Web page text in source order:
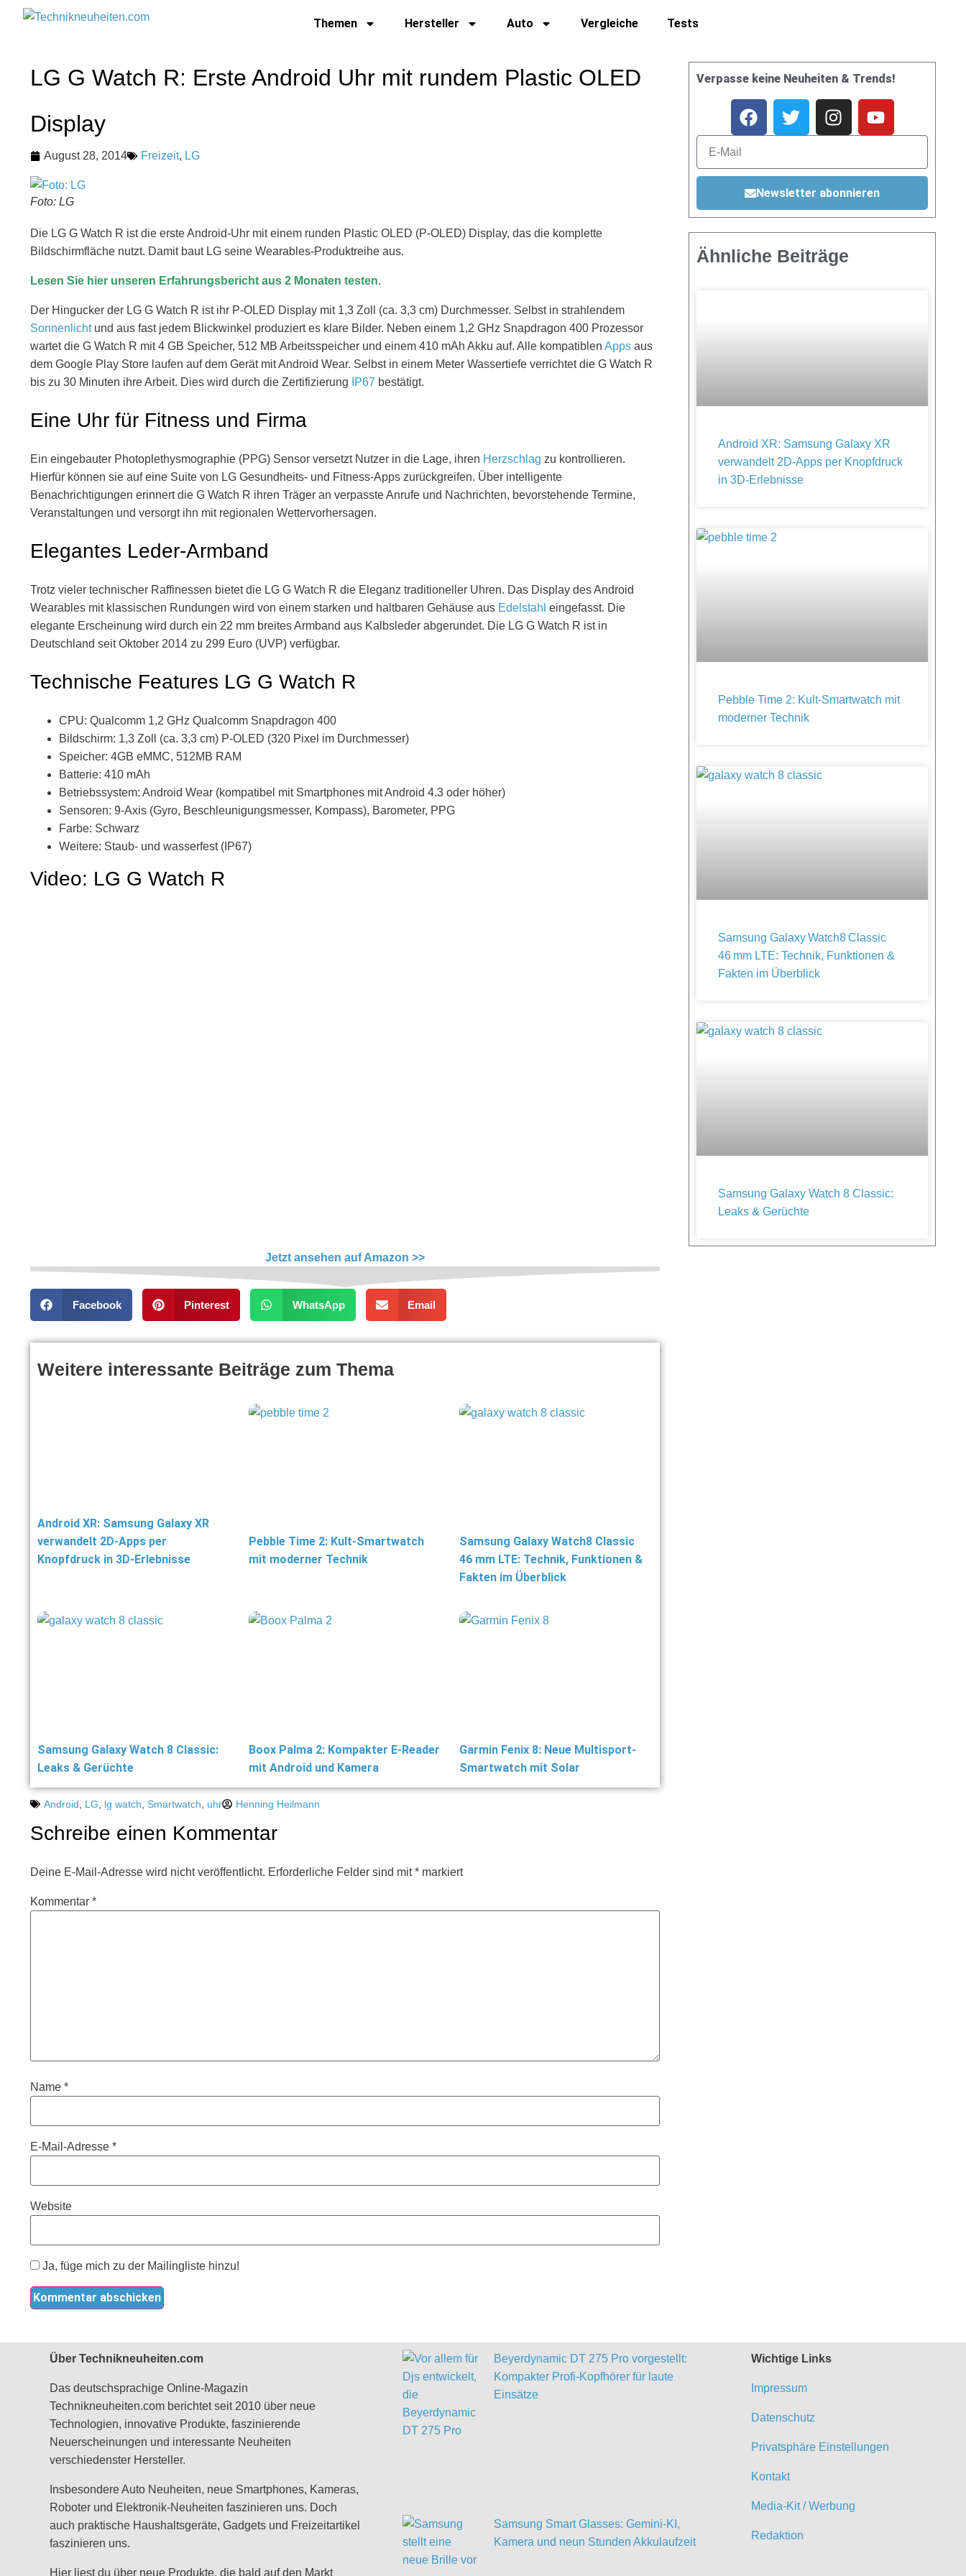
Themen Hersteller Auto Vergleiche Tests
LG G Watch R: Erste Android Uhr mit rundem Plastic OLED
Display
August 28, 2014 Freizeit, LG
Foto: LG
Die LG G Watch R ist die erste Android-Uhr mit einem runden Plastic OLED (P-OLED) Display, das die komplette
Bildschirmfläche nutzt. Damit baut LG seine Wearables-Produktreihe aus.
Lesen Sie hier unseren Erfahrungsbericht aus 2 Monaten testen.
Der Hingucker der LG G Watch R ist ihr P-OLED Display mit 1,3 Zoll (ca. 3,3 cm) Durchmesser. Selbst in strahlendem
Sonnenlichtund aus fast jedem Blickwinkel produziert es klare Bilder. Neben einem 1,2 GHz Snapdragon 400 Prozessor
wartet die G Watch R mit 4 GB Speicher, 512 MB Arbeitsspeicher und einem 410 mAh Akku auf. Alle kompatiblen Apps aus
dem Google Play Store laufen auf dem Gerät mit Android Wear. Selbst in einem Meter Wassertiefe verrichtet die G Watch R
bis zu 30 Minuten ihre Arbeit. Dies wird durch die Zertifizierung
IP67 bestätigt.
Eine Uhr für Fitness und Firma
Ein eingebauter Photoplethysmographie (PPG) Sensor versetzt Nutzer in die Lage, ihren Herzschlag zu kontrollieren.
Hierfür können sie auf eine Suite von LG Gesundheits- und Fitness-Apps zurückgreifen. Über intelligente
Benachrichtigungen erinnert die G Watch R ihren Träger an verpasste Anrufe und Nachrichten, bevorstehende Termine,
Veranstaltungen und versorgt ihn mit regionalen Wettervorhersagen.
Elegantes Leder-Armband
Trotz vieler technischer Raffinessen bietet die LG G Watch R die Eleganz traditioneller Uhren. Das Display des Android
Wearables mit klassischen Rundungen wird von einem starken und haltbaren Gehäuse aus Edelstahl eingefasst. Die
elegante Erscheinung wird durch ein 22 mm breites Armband aus Kalbsleder abgerundet. Die LG G Watch R ist in
Deutschland seit Oktober 2014 zu 299 Euro (UVP) verfügbar.
Technische Features LG G Watch R
CPU: Qualcomm 1,2 GHz Qualcomm Snapdragon 400
Bildschirm: 1,3 Zoll (ca. 3,3 cm) P-OLED (320 Pixel im Durchmesser)
Speicher: 4GB eMMC, 512MB RAM
Batterie: 410 mAh
Betriebssystem: Android Wear (kompatibel mit Smartphones mit Android 4.3 oder höher)
Sensoren: 9-Axis (Gyro, Beschleunigungsmesser, Kompass), Barometer, PPG
Farbe: Schwarz
Weitere: Staub- und wasserfest (IP67)
Video: LG G Watch R
Jetzt ansehen auf Amazon >>
Facebook Pinterest WhatsApp Email
Weitere interessante Beiträge zum Thema
Android XR: Samsung Galaxy XR
verwandelt 2D-Apps per
Knopfdruck in 3D-Erlebnisse
Pebble Time 2: Kult-Smartwatch
mit moderner Technik
Samsung Galaxy Watch8 Classic
46 mm LTE: Technik, Funktionen &
Fakten im Überblick
Samsung Galaxy Watch 8 Classic:
Leaks & Gerüchte
Boox Palma 2: Kompakter E-Reader
mit Android und Kamera
Garmin Fenix 8: Neue Multisport-
Smartwatch mit Solar
Android LG lg watch Smartwatch uhr Henning Heilmann
Schreibe einen Kommentar
Deine E-Mail-Adresse wird nicht veröffentlicht. Erforderliche Felder sind mit* markiert
Kommentar *
Name *
E-Mail-Adresse *
Website
Ja, füge mich zu der Mailingliste hinzu!
Verpasse keine Neuheiten & Trends!
Newsletter abonnieren
Ähnliche Beiträge
Android XR: Samsung Galaxy XR
verwandelt 2D-Apps per Knopfdruck
in 3D-Erlebnisse
Pebble Time 2: Kult-Smartwatch mit
moderner Technik
Samsung Galaxy Watch8 Classic
46 mm LTE: Technik, Funktionen &
Fakten im Überblick
Samsung Galaxy Watch 8 Classic:
Leaks & Gerüchte
Über Technikneuheiten.com
Das deutschsprachige Online-Magazin
Technikneuheiten.com berichtet seit 2010 über neue
Technologien, innovative Produkte, faszinierende
Neuerscheinungen und interessante Neuheiten
verschiedenster Hersteller.
Insbesondere Auto Neuheiten, neue Smartphones, Kameras,
Roboter und Elektronik-Neuheiten faszinieren uns. Doch
auch praktische Haushaltsgeräte, Gadgets und Freizeitartikel
faszinieren uns.
Hier liest du über neue Produkte, die bald auf den Markt
Beyerdynamic DT 275 Pro vorgestellt:
Kompakter Profi-Kopfhörer für laute
Einsätze
Samsung Smart Glasses: Gemini-KI,
Kamera und neun Stunden Akkulaufzeit
Wichtige Links
Impressum
Datenschutz
Privatsphäre Einstellungen
Kontakt
Media-Kit / Werbung
Redaktion